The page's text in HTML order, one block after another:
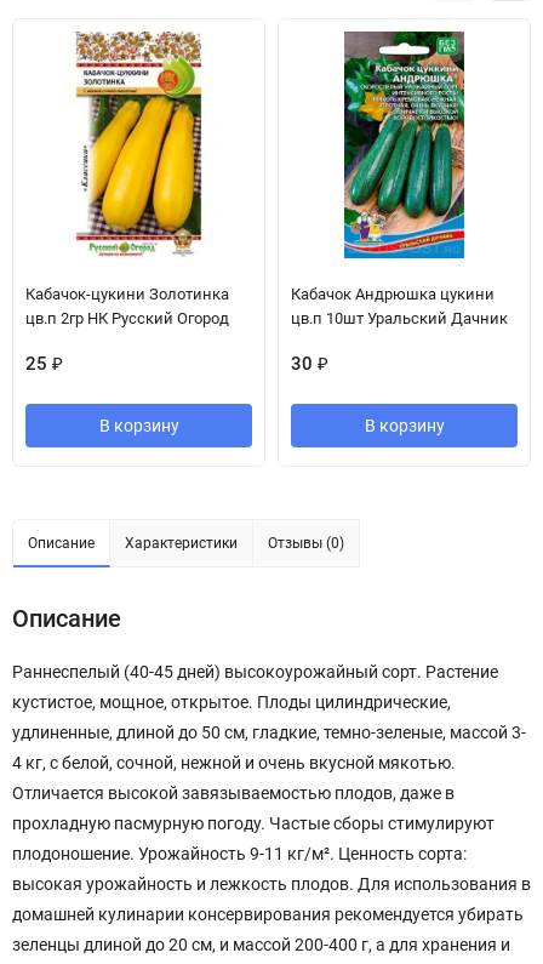
Кабачок-цукини Золотинка
цв.п 2гр НК Русский Огород
25 ₽
В корзину
Кабачок Андрюшка цукини
цв.п 10шт Уральский Дачник
30 ₽
В корзину
Описание Характеристики Отзывы (0)
Описание
Раннеспелый (40-45 дней) высокоурожайный сорт. Растение
кустистое, мощное, открытое. Плоды цилиндрические,
удлиненные, длиной до 50 см, гладкие, темно-зеленые, массой 3-
4 кг, с белой, сочной, нежной и очень вкусной мякотью.
Отличается высокой завязываемостью плодов, даже в
прохладную пасмурную погоду. Частые сборы стимулируют
плодоношение. Урожайность 9-11 кг/м². Ценность сорта:
высокая урожайность и лежкость плодов. Для использования в
домашней кулинарии консервирования рекомендуется убирать
зеленцы длиной до 20 см, и массой 200-400 г, а для хранения и